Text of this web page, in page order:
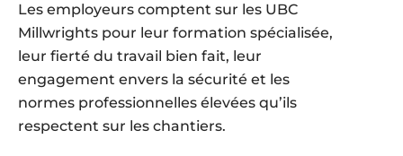
Les employeurs comptent sur les UBC
Millwrights pour leur formation spécialisée,
leur fierté du travail bien fait, leur
engagement envers la sécurité et les
normes professionnelles élevées qu’ils
respectent sur les chantiers.